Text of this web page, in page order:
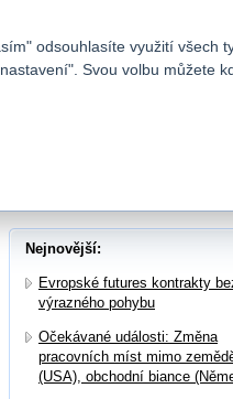
a
Nejnovější:
Evropské futures kontrakty
výrazného pohybu
Očekávané události: Změna
pracovních míst mimo
(USA), obchodní biance
odsouhlasíte využití všech
Svou volbu můžete